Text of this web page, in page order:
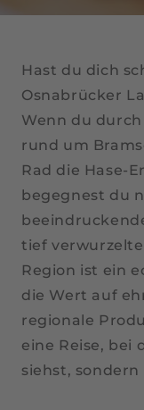
Hast du dich
Osnabrücker
Wenn du
rund um
Rad die Hase-
begegnest du
tief
Region ist ein
die Wert auf
regionale
eine Reise, bei
siehst,